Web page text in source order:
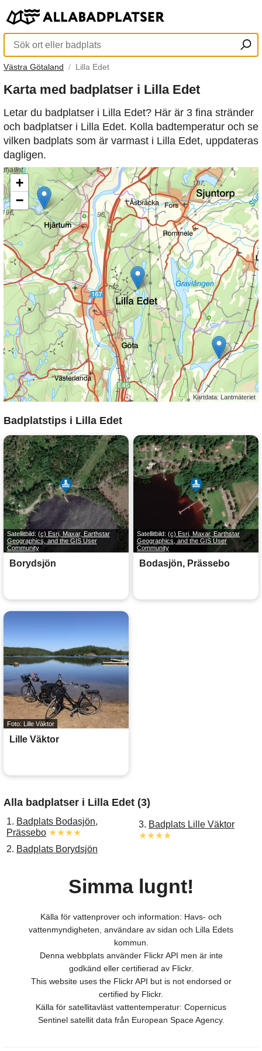
Västra Götaland Lilla Edet
Karta med badplatser i Lilla Edet
Letar du badplatser i Lilla Edet? Här är 3 fina stränder
och badplatser i Lilla Edet. Kolla badtemperatur och se
vilken badplats som är varmast i Lilla Edet, uppdateras
dagligen.
+
−
Kartdata: Lantmäteriet
Badplatstips i Lilla Edet
Satellitbild: (c) Esri, Maxar, Earthstar
Geographics, and the GIS User
Community
Borydsjön
Satellitbild: (c) Esri, Maxar, Earthstar
Geographics, and the GIS User
Community
Bodasjön, Prässebo
Foto: Lille Väktor
Lille Väktor
Alla badplatser i Lilla Edet (3)
1. Badplats Bodasjön,
Prässebo ★★★★
2. Badplats Borydsjön
3. Badplats Lille Väktor
★★★★
Simma lugnt!
Källa för vattenprover och information: Havs- och
vattenmyndigheten, användare av sidan och Lilla Edets
kommun.
Denna webbplats använder Flickr API men är inte
godkänd eller certifierad av Flickr.
This website uses the Flickr API but is not endorsed or
certified by Flickr.
Källa för satellitavläst vattentemperatur: Copernicus
Sentinel satellit data från European Space Agency.